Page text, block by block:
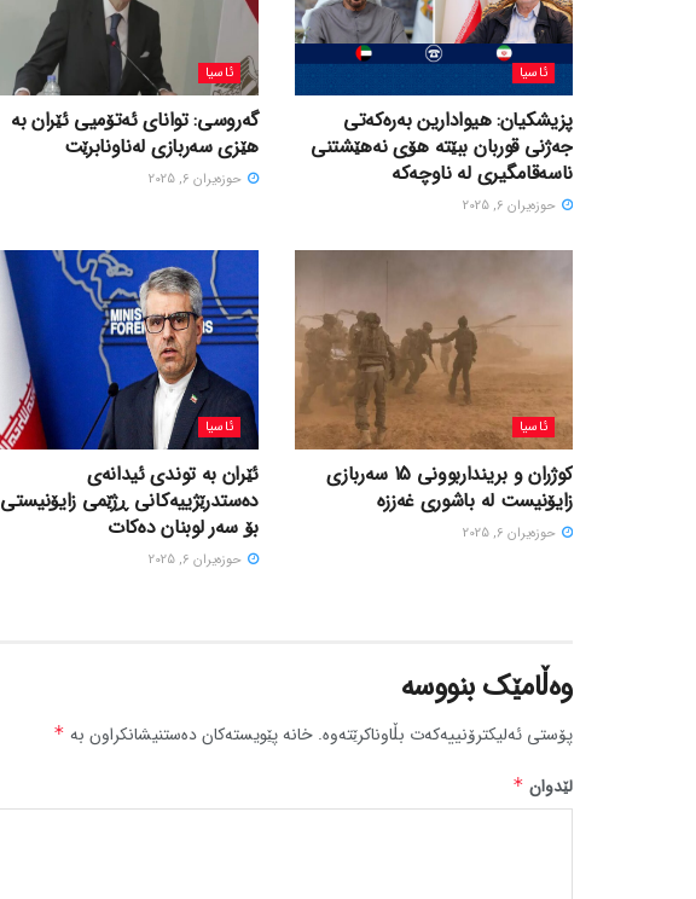
ئاسیا
پزیشکیان: هیوادارین بەرەکەتی
جەژنی قوربان ببێتە هۆی نەهێشتنی
ناسەقامگیری لە ناوچەکە
حوزه‌یران 6, 2025
ئاسیا
گەروسی: توانای ئەتۆمیی ئێران بە
هێزی سەربازی لەناونابرێت
حوزه‌یران 6, 2025
ئاسیا
کوژران و برینداربوونی 15 سەربازی
زایۆنیست لە باشوری غەززە
حوزه‌یران 6, 2025
ئاسیا
ئێران بە توندی ئیدانەی
دەستدرێژییەکانی ڕژێمی زایۆنیستی
بۆ سەر لوبنان دەکات
حوزه‌یران 6, 2025
وەڵامێک بنووسە
پۆستی ئەلیکترۆنییەکەت بڵاوناکرێتەوە. خانە پێویستەکان دەستنیشانکراون بە *
لێدوان *